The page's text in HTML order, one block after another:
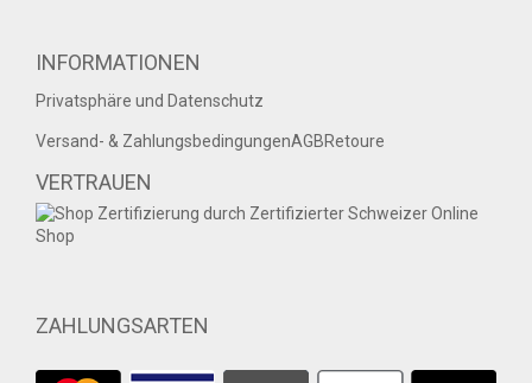
INFORMATIONEN
Privatsphäre und Datenschutz
Versand- & ZahlungsbedingungenAGBRetoure
VERTRAUEN
ZAHLUNGSARTEN